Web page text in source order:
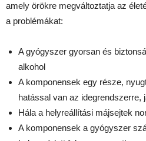
amely örökre megváltoztatja az
a problémákat:
A gyógyszer gyorsan és
alkohol
A komponensek egy része,
hatással van az idegrendszerre,
Hála a helyreállítási májsejtek
A komponensek a gyógyszer